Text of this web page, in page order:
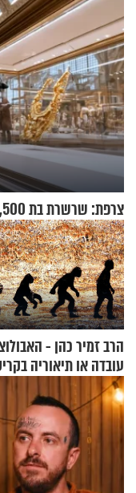
צרפת: שרשרת בת 2,500 שנה נגנבה ממוזיאון לאור היום
הרב זמיר כהן -
עובדה או תיאוריה